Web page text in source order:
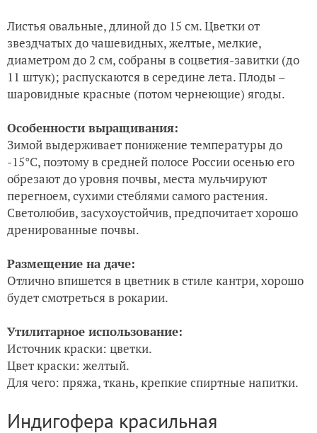
Листья овальные, длиной до 15 см. Цветки от
звездчатых до чашевидных, желтые, мелкие,
диаметром до 2 см, собраны в соцветия-завитки (до
11 штук); распускаются в середине лета. Плоды –
шаровидные красные (потом чернеющие) ягоды.
Особенности выращивания:
Зимой выдерживает понижение температуры до
-15°С, поэтому в средней полосе России осенью его
обрезают до уровня почвы, места мульчируют
перегноем, сухими стеблями самого растения.
Светолюбив, засухоустойчив, предпочитает хорошо
дренированные почвы.
Размещение на даче:
Отлично впишется в цветник в стиле кантри, хорошо
будет смотреться в рокарии.
Утилитарное использование:
Источник краски: цветки.
Цвет краски: желтый.
Для чего: пряжа, ткань, крепкие спиртные напитки.
Индигофера красильная